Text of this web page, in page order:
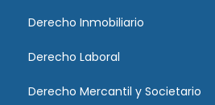
Derecho Inmobiliario
Derecho Laboral
Derecho Mercantil y Societario